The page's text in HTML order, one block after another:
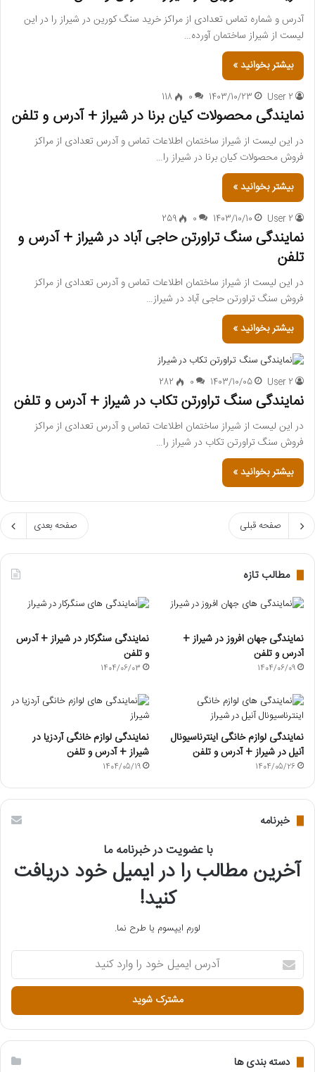
آدرس و شماره تماس تعدادی از مراکز خرید سنگ کورین در شیراز را در این
لیست از شیراز ساختمان آورده…
بیشتر بخوانید »
User 2
1403/10/23
0
118
نمایندگی محصولات کیان برنا در شیراز + آدرس و تلفن
در این لیست از شیراز ساختمان اطلاعات تماس و آدرس تعدادی از مراکز
فروش محصولات کیان برنا در شیراز را…
بیشتر بخوانید »
User 2
1403/10/10
0
259
نمایندگی سنگ تراورتن حاجی آباد در شیراز + آدرس و
تلفن
در این لیست از شیراز ساختمان اطلاعات تماس و آدرس تعدادی از مراکز
فروش سنگ تراورتن حاجی آباد در شیراز…
بیشتر بخوانید »
User 2
1403/10/05
0
282
نمایندگی سنگ تراورتن تکاب در شیراز + آدرس و تلفن
در این لیست از شیراز ساختمان اطلاعات تماس و آدرس تعدادی از مراکز
فروش سنگ تراورتن تکاب در شیراز را…
بیشتر بخوانید »
صفحه قبلی صفحه بعدی
مطالب تازه
نمایندگی جهان افروز در شیراز +
آدرس و تلفن
1404/06/09
نمایندگی سنگرکار در شیراز + آدرس
و تلفن
1404/06/03
نمایندگی لوازم خانگی اینترناسیونال
آنیل در شیراز + آدرس و تلفن
1404/05/26
نمایندگی لوازم خانگی آردزیا در
شیراز + آدرس و تلفن
1404/05/19
خبرنامه
با عضویت در خبرنامه ما
آخرین مطالب را در ایمیل خود دریافت
کنید!
لورم ایپسوم یا طرح‌ نما.
آ
ر
ا
ی
م
ی
دسته بندی ها